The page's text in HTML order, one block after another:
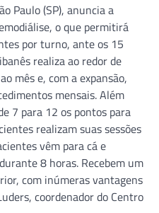
Paulo (SP), anuncia a
o que permitirá
por turno, ante os 15
realiza ao redor de
mês e, com a expansão,
mensais. Além
7 para 12 os pontos para
realizam suas sessões
vêm para cá e
8 horas. Recebem um
com inúmeras vantagens
coordenador do Centro